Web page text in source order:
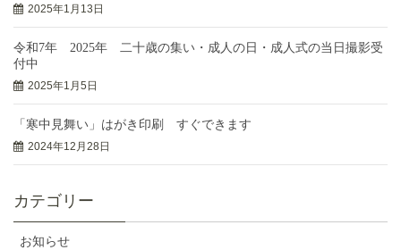
2025年1月13日
令和7年 2025年 二十歳の集い・成人の日・成人式の当日撮影受
付中
2025年1月5日
「寒中見舞い」はがき印刷 すぐできます
2024年12月28日
カテゴリー
お知らせ